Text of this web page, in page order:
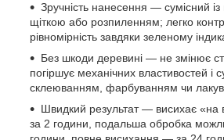
Зручність нанесення — сумісний
щіткою або розпиленням; легко
рівномірність завдяки зеленому
Без шкоди деревині — не змінює
погіршує механічних властивостей і
склеюванням, фарбуванням чи
Швидкий результат — висихає «на
за 2 години, подальша обробка